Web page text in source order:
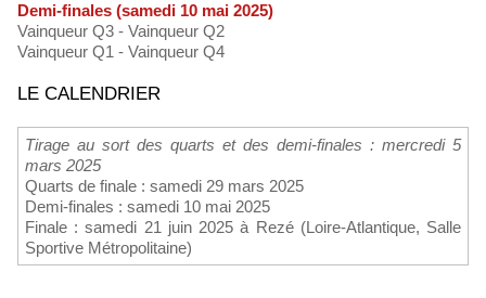
Demi-finales (samedi 10 mai 2025)
Vainqueur Q3 - Vainqueur Q2
Vainqueur Q1 - Vainqueur Q4
LE CALENDRIER
Tirage au sort des quarts et des demi-finales : mercredi 5
mars 2025
Quarts de finale : samedi 29 mars 2025
Demi-finales : samedi 10 mai 2025
Finale : samedi 21 juin 2025 à Rezé (Loire-Atlantique, Salle
Sportive Métropolitaine)